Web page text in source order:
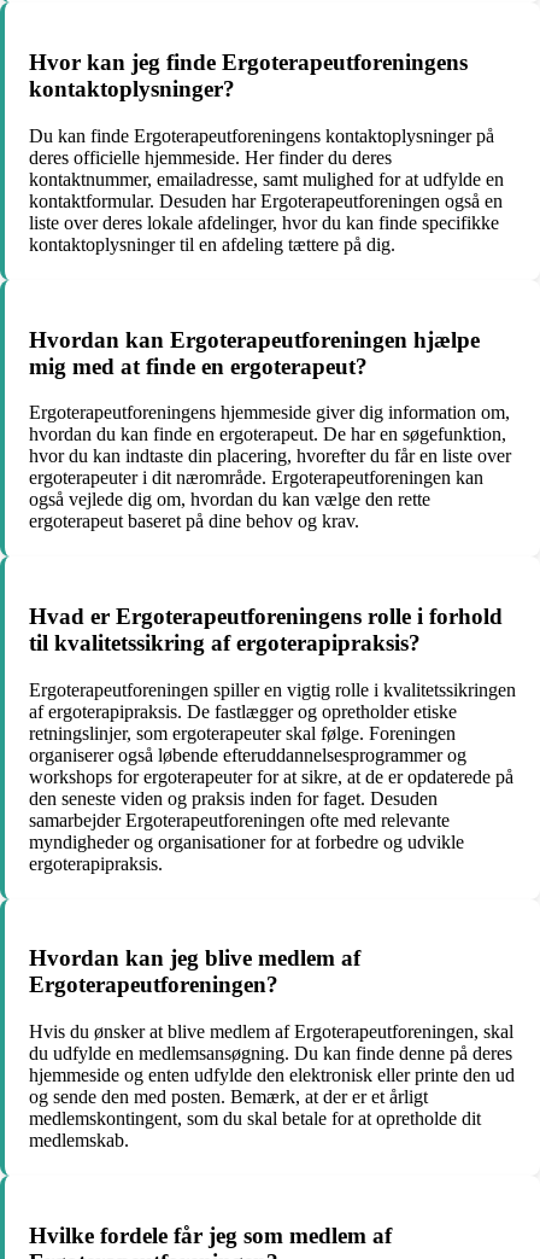
Hvor kan jeg finde Ergoterapeutforeningens
kontaktoplysninger?
Du kan finde Ergoterapeutforeningens kontaktoplysninger på
deres officielle hjemmeside. Her finder du deres
kontaktnummer, emailadresse, samt mulighed for at udfylde en
kontaktformular. Desuden har Ergoterapeutforeningen også en
liste over deres lokale afdelinger, hvor du kan finde specifikke
kontaktoplysninger til en afdeling tættere på dig.
Hvordan kan Ergoterapeutforeningen hjælpe
mig med at finde en ergoterapeut?
Ergoterapeutforeningens hjemmeside giver dig information om,
hvordan du kan finde en ergoterapeut. De har en søgefunktion,
hvor du kan indtaste din placering, hvorefter du får en liste over
ergoterapeuter i dit nærområde. Ergoterapeutforeningen kan
også vejlede dig om, hvordan du kan vælge den rette
ergoterapeut baseret på dine behov og krav.
Hvad er Ergoterapeutforeningens rolle i forhold
til kvalitetssikring af ergoterapipraksis?
Ergoterapeutforeningen spiller en vigtig rolle i kvalitetssikringen
af ergoterapipraksis. De fastlægger og opretholder etiske
retningslinjer, som ergoterapeuter skal følge. Foreningen
organiserer også løbende efteruddannelsesprogrammer og
workshops for ergoterapeuter for at sikre, at de er opdaterede på
den seneste viden og praksis inden for faget. Desuden
samarbejder Ergoterapeutforeningen ofte med relevante
myndigheder og organisationer for at forbedre og udvikle
ergoterapipraksis.
Hvordan kan jeg blive medlem af
Ergoterapeutforeningen?
Hvis du ønsker at blive medlem af Ergoterapeutforeningen, skal
du udfylde en medlemsansøgning. Du kan finde denne på deres
hjemmeside og enten udfylde den elektronisk eller printe den ud
og sende den med posten. Bemærk, at der er et årligt
medlemskontingent, som du skal betale for at opretholde dit
medlemskab.
Hvilke fordele får jeg som medlem af